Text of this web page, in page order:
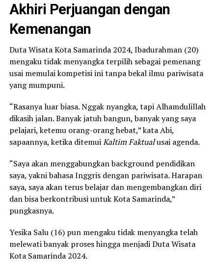
Akhiri Perjuangan dengan
Kemenangan
Duta Wisata Kota Samarinda 2024, Ibadurahman (20)
mengaku tidak menyangka terpilih sebagai pemenang
usai memulai kompetisi ini tanpa bekal ilmu pariwisata
yang mumpuni.
“Rasanya luar biasa. Nggak nyangka, tapi Alhamdulillah
dikasih jalan. Banyak jatuh bangun, banyak yang saya
pelajari, ketemu orang-orang hebat,” kata Abi,
sapaannya, ketika ditemuiKaltim Faktualusai agenda.
“Saya akan menggabungkan background pendidikan
saya, yakni bahasa Inggris dengan pariwisata. Harapan
saya, saya akan terus belajar dan mengembangkan diri
dan bisa berkontribusi untuk Kota Samarinda,”
pungkasnya.
Yesika Salu (16) pun mengaku tidak menyangka telah
melewati banyak proses hingga menjadi Duta Wisata
Kota Samarinda 2024.